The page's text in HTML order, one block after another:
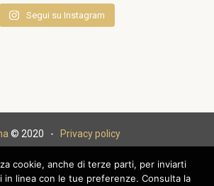
Segui su Instagram
© 2020 - Privacy policy
cookie, anche di terze parti, per inviarti
in linea con le tue preferenze. Consulta la